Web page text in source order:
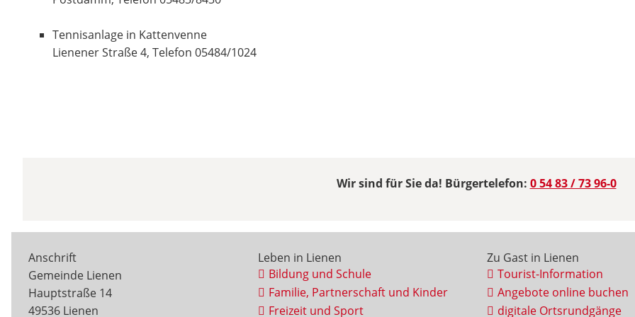
Tennisanlage in Kattenvenne
Lienener Straße 4, Telefon 05484/1024
Wir sind für Sie da! Bürgertelefon: 0 54 83 / 73 96-0
Anschrift
Gemeinde Lienen
Hauptstraße 14
49536 Lienen
Leben in Lienen
Bildung und Schule
Familie, Partnerschaft und Kinder
Freizeit und Sport
Zu Gast in Lienen
Tourist-Information
Angebote online buchen
digitale Ortsrundgänge